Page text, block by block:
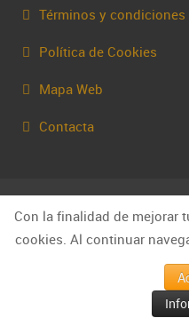
Términos y condiciones
Política de Cookies
Mapa Web
Contacta
© Capakhine 2025
Con la finalidad de mejorar
cookies. Al continuar